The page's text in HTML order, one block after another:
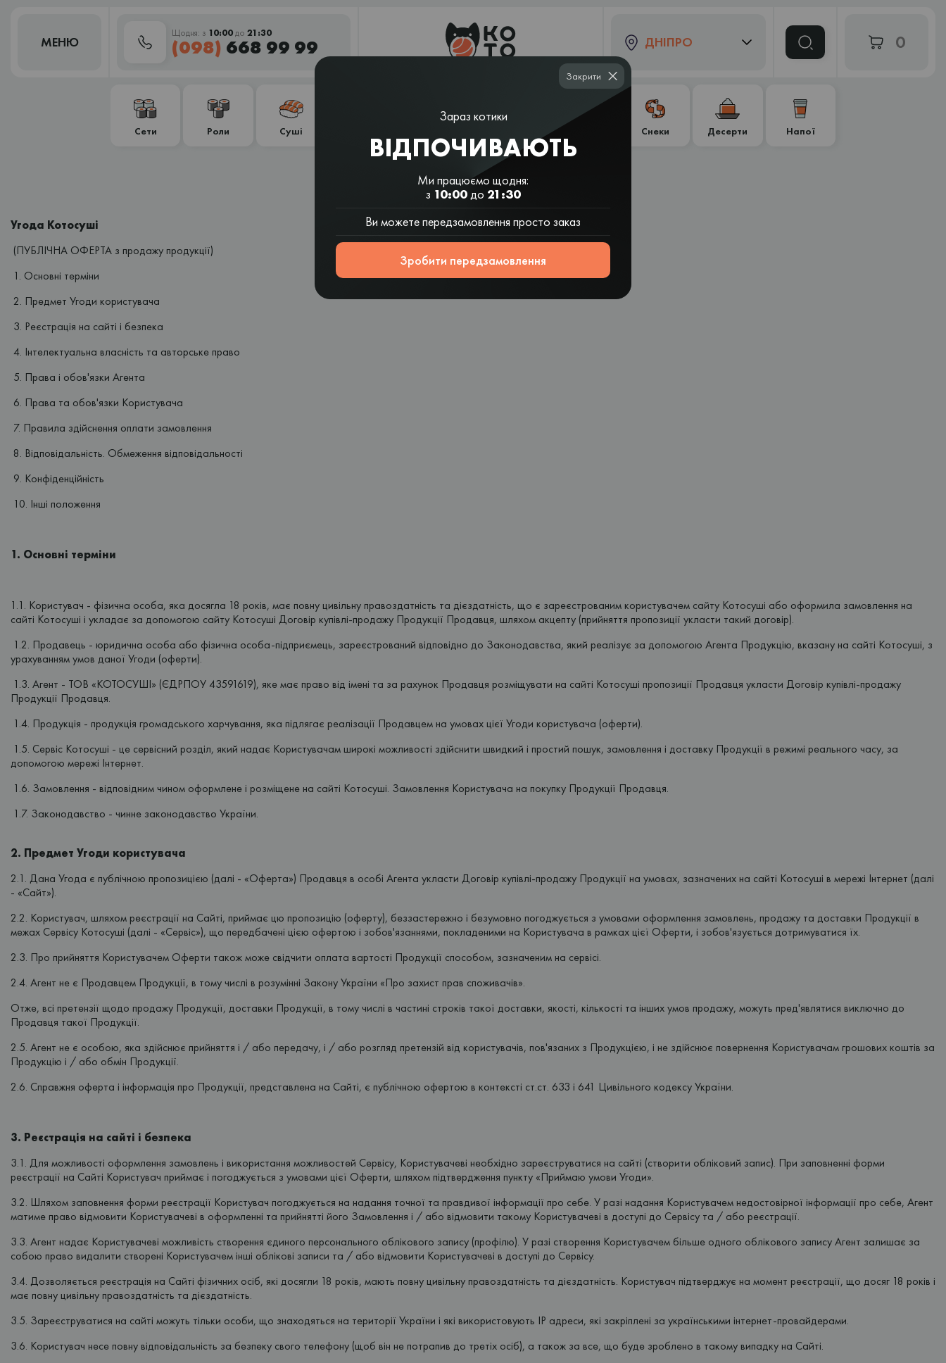
МЕНЮ
Щодня: з 10:00до 21:30
(098) 668 99 99 ДНІПРО 0
Сети Роли Суші
шаурма
Рамен і
азійські супи
Снеки Десерти Напої
КОРИСТУВАЦЬКА УГОДА
Угода Котосуші
(ПУБЛІЧНА ОФЕРТА з продажу продукції)
1. Основні терміни
2. Предмет Угоди користувача
3. Реєстрація на сайті і безпека
4. Інтелектуальна власність та авторське право
5. Права і обов'язки Агента
6. Права та обов'язки Користувача
7. Правила здійснення оплати замовлення
8. Відповідальність. Обмеження відповідальності
9. Конфіденційність
10. Інші положення
1. Основні терміни
1.1. Користувач - фізична особа, яка досягла 18 років, має повну цивільну правоздатність та дієздатність, що є зареєстрованим користувачем сайту Котосуші або оформила замовлення на
сайті Котосуші і укладає за допомогою сайту Котосуші Договір купівлі-продажу Продукції Продавця, шляхом акцепту (прийняття пропозиції укласти такий договір).
1.2. Продавець - юридична особа або фізична особа-підприємець, зареєстрований відповідно до Законодавства, який реалізує за допомогою Агента Продукцію, вказану на сайті Котосуші, з
урахуванням умов даної Угоди (оферти).
1.3. Агент - ТОВ «КОТОСУШІ» (ЄДРПОУ 43591619), яке має право від імені та за рахунок Продавця розміщувати на сайті Котосуші пропозиції Продавця укласти Договір купівлі-продажу
Продукції Продавця.
1.4. Продукція - продукція громадського харчування, яка підлягає реалізації Продавцем на умовах цієї Угоди користувача (оферти).
1.5. Сервіс Котосуші - це сервісний розділ, який надає Користувачам широкі можливості здійснити швидкий і простий пошук, замовлення і доставку Продукції в режимі реального часу, за
допомогою мережі Інтернет.
1.6. Замовлення - відповідним чином оформлене і розміщене на сайті Котосуші. Замовлення Користувача на покупку Продукції Продавця.
1.7. Законодавство - чинне законодавство України.
2. Предмет Угоди користувача
2.1. Дана Угода є публічною пропозицією (далі - «Оферта») Продавця в особі Агента укласти Договір купівлі-продажу Продукції на умовах, зазначених на сайті Котосуші в мережі Інтернет (далі
- «Сайт»).
2.2. Користувач, шляхом реєстрації на Сайті, приймає цю пропозицію (оферту), беззастережно і безумовно погоджується з умовами оформлення замовлень, продажу та доставки Продукції в
межах Сервісу Котосуші (далі - «Сервіс»), що передбачені цією офертою і зобов'язаннями, покладеними на Користувача в рамках цієї Оферти, і зобов'язується дотримуватися їх.
2.3. Про прийняття Користувачем Оферти також може свідчити оплата вартості Продукції способом, зазначеним на сервісі.
2.4. Агент не є Продавцем Продукції, в тому числі в розумінні Закону України «Про захист прав споживачів».
Отже, всі претензії щодо продажу Продукції, доставки Продукції, в тому числі в частині строків такої доставки, якості, кількості та інших умов продажу, можуть пред'являтися виключно до
Продавця такої Продукції.
2.5. Агент не є особою, яка здійснює прийняття і / або передачу, і / або розгляд претензій від користувачів, пов'язаних з Продукцією, і не здійснює повернення Користувачам грошових коштів за
Продукцію і / або обмін Продукції.
2.6. Справжня оферта і інформація про Продукції, представлена ​​на Сайті, є публічною офертою в контексті ст.ст. 633 і 641 Цивільного кодексу України.
3. Реєстрація на сайті і безпека
3.1. Для можливості оформлення замовлень і використання можливостей Сервісу, Користувачеві необхідно зареєструватися на сайті (створити обліковий запис). При заповненні форми
реєстрації на Сайті Користувач приймає і погоджується з умовами цієї Оферти, шляхом підтвердження пункту «Приймаю умови Угоди».
3.2. Шляхом заповнення форми реєстрації Користувач погоджується на надання точної та правдивої інформації про себе. У разі надання Користувачем недостовірної інформації про себе, Агент
матиме право відмовити Користувачеві в оформленні та прийнятті його Замовлення і / або відмовити такому Користувачеві в доступі до Сервісу та / або реєстрації.
3.3. Агент надає Користувачеві можливість створення єдиного персонального облікового запису (профілю). У разі створення Користувачем більше одного облікового запису Агент залишає за
собою право видалити створені Користувачем інші облікові записи та / або відмовити Користувачеві в доступі до Сервісу.
3.4. Дозволяється реєстрація на Сайті фізичних осіб, які досягли 18 років, мають повну цивільну правоздатність та дієздатність. Користувач підтверджує на момент реєстрації, що досяг 18 років і
має повну цивільну правоздатність та дієздатність.
3.5. Зареєструватися на сайті можуть тільки особи, що знаходяться на території України і які використовують IP адреси, які закріплені за українськими інтернет-провайдерами.
3.6. Користувач несе повну відповідальність за безпеку свого телефону (щоб він не потрапив до третіх осіб), а також за все, що буде зроблено в такому випадку на Сайті.
Зараз котики
ВІДПОЧИВАЮТЬ
Ми працюємо щодня:
з 10:00до 21:30
Ви можете передзамовлення просто заказ
Зробити передзамовлення
Закрити